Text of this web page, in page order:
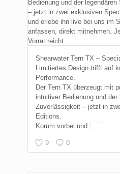
Shearwater Tern TX –
Limitiertes Design trifft auf
Performance.
Der Tern TX überzeugt mit
intuitiver Bedienung und der
Zuverlässigkeit – jetzt in
Editions.
Komm vorbei und
...
9 0